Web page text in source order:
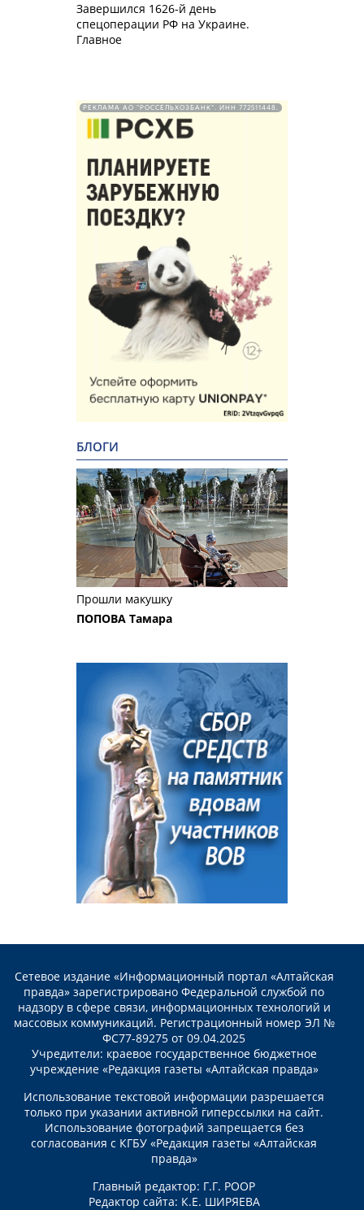
Завершился 1626-й день
спецоперации РФ на Украине.
Главное
РЕКЛАМА АО "РОССЕЛЬХОЗБАНК". ИНН 772511448.
БЛОГИ
Прошли макушку
ПОПОВА Тамара
Сетевое издание «Информационный портал «Алтайская
правда» зарегистрировано Федеральной службой по
надзору в сфере связи, информационных технологий и
массовых коммуникаций. Регистрационный номер ЭЛ №
ФС77-89275 от 09.04.2025
Учредители: краевое государственное бюджетное
учреждение «Редакция газеты «Алтайская правда»
Использование текстовой информации разрешается
только при указании активной гиперссылки на сайт.
Использование фотографий запрещается без
согласования с КГБУ «Редакция газеты «Алтайская
правда»
Главный редактор: Г.Г. РООР
Редактор сайта: К.Е. ШИРЯЕВА